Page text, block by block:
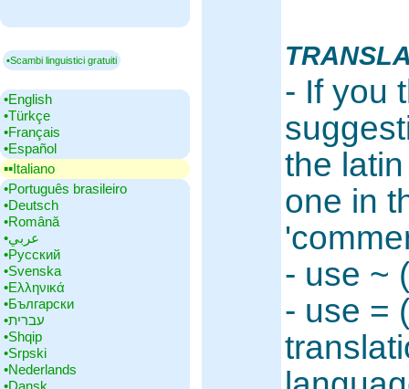
▪Scambi linguistici gratuiti
•‎English
•‎Türkçe
•‎Français
•‎Español
▪▪‎Italiano
•‎Português brasileiro
•‎Deutsch
•‎Română
•‎عربي
•‎Русский
•‎Svenska
•‎Ελληνικά
•‎Български
•‎עברית
•‎Shqip
•‎Srpski
•‎Nederlands
•‎Dansk
- If you
the
one in
- use ~
- use =